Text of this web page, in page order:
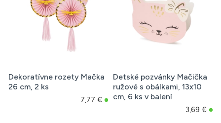
Dekoratívne rozety Mačka
26 cm, 2 ks
7,77 €
Detské pozvánky Mačička
ružové s obálkami, 13x10
cm, 6 ks v balení
3,69 €